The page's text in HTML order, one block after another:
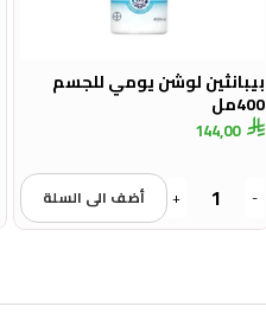
بيبانثين لوشن يومي للجسم
400مل
144,00
-
+ أضف الى السلة